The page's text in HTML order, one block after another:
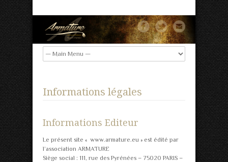
Informations légales
Informations Editeur
Le présent site « www.armature.eu » est édité par
l’association ARMATURE
Siège social : 111, rue des Pyrénées – 75020 PARIS –